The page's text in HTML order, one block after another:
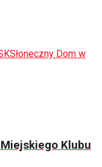
Słoneczny Dom w
Klubu